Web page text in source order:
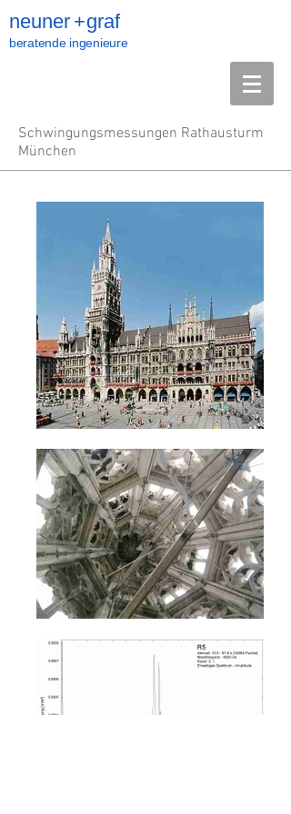
neuner +graf
beratende ingenieure
Schwingungsmessungen Rathausturm
München